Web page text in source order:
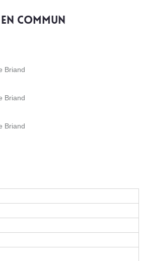
commun
Briand
Briand
Briand